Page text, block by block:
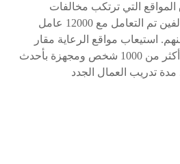
المواقع التي ترتكب مخالفات
التعمين. عدد العمال المخالفين تم التعامل مع 12000 عامل
وتم ترحيل 9700 منهم. استيعاب مواقع الرعاية مقار
الرعاية العمالية تستوعب أكثر من 1000 شخص ومجهزة بأحدث
مدة تدريب العمال الجدد